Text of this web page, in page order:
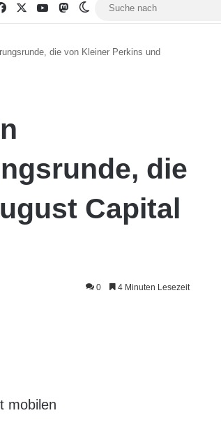
Facebook YouTubeMastodonSkin umschalten
die von Kleiner Perkins und
die
Capital
0 4 Minuten Lesezeit
mobilen